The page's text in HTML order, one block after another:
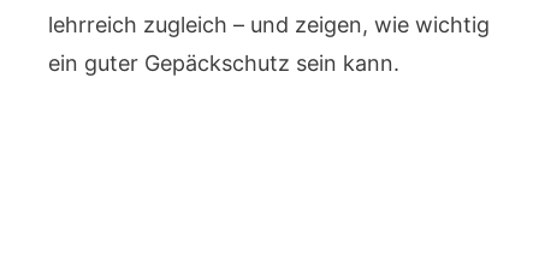
lehrreich zugleich – und zeigen, wie wichtig
ein guter Gepäckschutz sein kann.